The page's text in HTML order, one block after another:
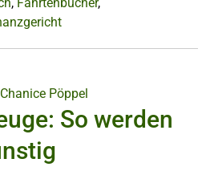
Chanice Pöppel
So werden